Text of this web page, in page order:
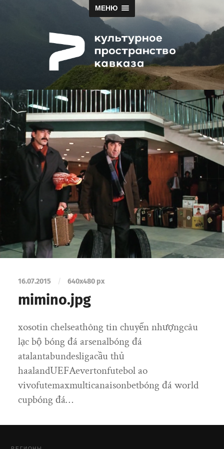
МЕНЮ
16.07.2015 / 640x480 px
mimino.jpg
xosotin chelseathông tin chuyển nhượngcâu
lạc bộ bóng đá arsenalbóng đá
atalantabundesligacầu thủ
haalandUEFAevertonfutebol ao
vivofutemaxmulticanaisonbetbóng đá world
cupbóng đá…